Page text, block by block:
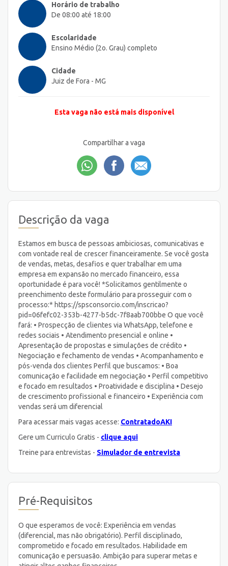
Horário de trabalho
De 08:00 até 18:00
Escolaridade
Ensino Médio (2o. Grau) completo
Cidade
Juiz de Fora - MG
Esta vaga não está mais disponível
Compartilhar a vaga
Descrição da vaga
Estamos em busca de pessoas ambiciosas, comunicativas e
com vontade real de crescer financeiramente. Se você gosta
de vendas, metas, desafios e quer trabalhar em uma
empresa em expansão no mercado financeiro, essa
oportunidade é para você! *Solicitamos gentilmente o
preenchimento deste formulário para prosseguir com o
processo:* https://spsconsorcio.com/inscricao?
pid=06fefc02-353b-4277-b5dc-7f8aab700bbe O que você
fará: • Prospecção de clientes via WhatsApp, telefone e
redes sociais • Atendimento presencial e online •
Apresentação de propostas e simulações de crédito •
Negociação e fechamento de vendas • Acompanhamento e
pós-venda dos clientes Perfil que buscamos: • Boa
comunicação e facilidade em negociação • Perfil competitivo
e focado em resultados • Proatividade e disciplina • Desejo
de crescimento profissional e financeiro • Experiência com
vendas será um diferencial
Para acessar mais vagas acesse: ContratadoAKI
Gere um Curriculo Gratis - clique aqui
Treine para entrevistas - Simulador de entrevista
Pré-Requisitos
O que esperamos de você: Experiência em vendas
(diferencial, mas não obrigatório). Perfil disciplinado,
comprometido e focado em resultados. Habilidade em
comunicação e persuasão. Ambição para superar metas e